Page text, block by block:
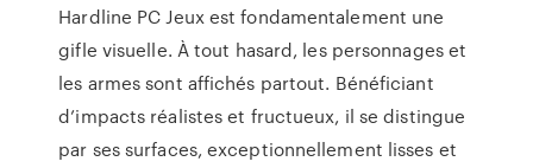
Hardline PC Jeux est fondamentalement une
gifle visuelle. À tout hasard, les personnages et
les armes sont affichés partout. Bénéficiant
d’impacts réalistes et fructueux, il se distingue
par ses surfaces, exceptionnellement lisses et